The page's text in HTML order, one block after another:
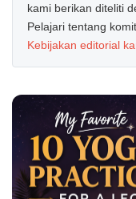
kami berikan diteliti
Pelajari tentang
Kebijakan editorial